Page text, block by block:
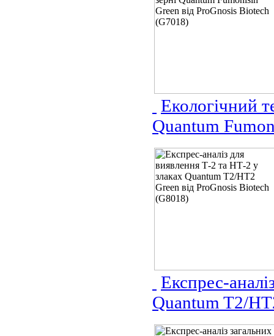
Екологічний
Quantum
Експрес-
Quantum T2/